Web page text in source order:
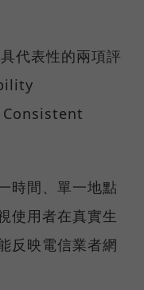
代表性的兩項評
Consistent
時間、單一地點
使用者在真實生
反映電信業者網